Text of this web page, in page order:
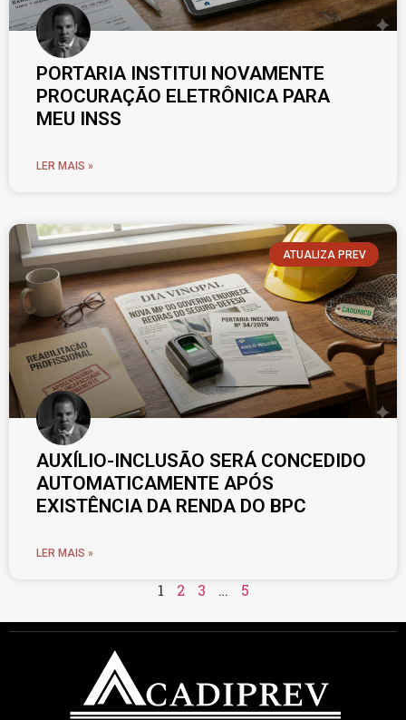
PORTARIA INSTITUI NOVAMENTE
PROCURAÇÃO ELETRÔNICA PARA
MEU INSS
LER MAIS »
ATUALIZA PREV
AUXÍLIO-INCLUSÃO SERÁ CONCEDIDO
AUTOMATICAMENTE APÓS
EXISTÊNCIA DA RENDA DO BPC
LER MAIS »
1 2 3 … 5